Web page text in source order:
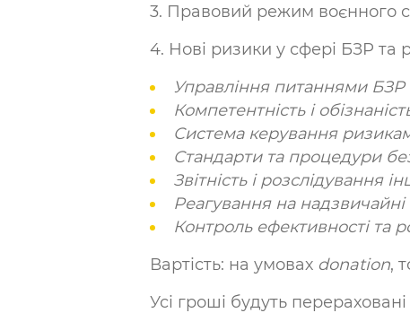
3. Правовий режим воєнного
4. Нові ризики у сфері БЗР та
Управління питаннями БЗР
Компетентність і
Система керування
Стандарти та процедури
Звітність і розслідування
Реагування на надзвичайні
Контроль ефективності та
Вартість: на умовах donation,
Усі гроші будуть